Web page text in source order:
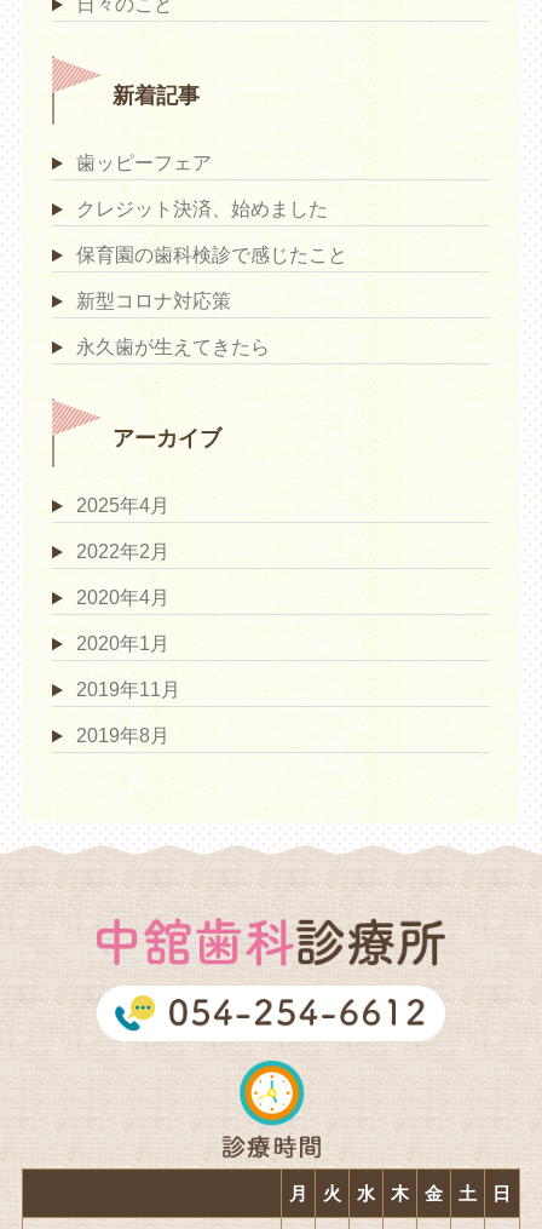
日々のこと
新着記事
歯ッピーフェア
クレジット決済、始めました
保育園の歯科検診で感じたこと
新型コロナ対応策
永久歯が生えてきたら
アーカイブ
2025年4月
2022年2月
2020年4月
2020年1月
2019年11月
2019年8月
月 火 水 木 金 土 日